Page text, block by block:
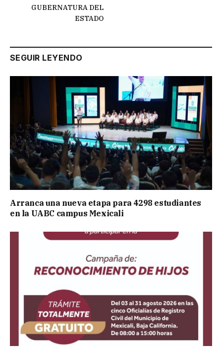
GUBERNATURA DEL
ESTADO
SEGUIR LEYENDO
Arranca una nueva etapa para 4298 estudiantes
en la UABC campus Mexicali